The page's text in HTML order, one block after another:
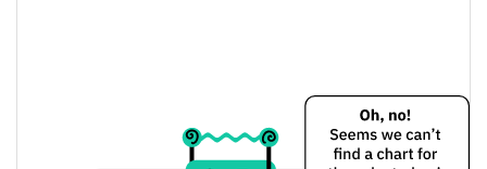
$0,020652616 /
$0,020767391